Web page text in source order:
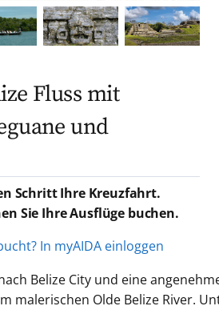
Fluss mit
und
Schritt Ihre Kreuzfahrt.
Sie Ihre Ausflüge buchen.
In myAIDA einloggen
Belize City und eine
malerischen Olde Belize River.